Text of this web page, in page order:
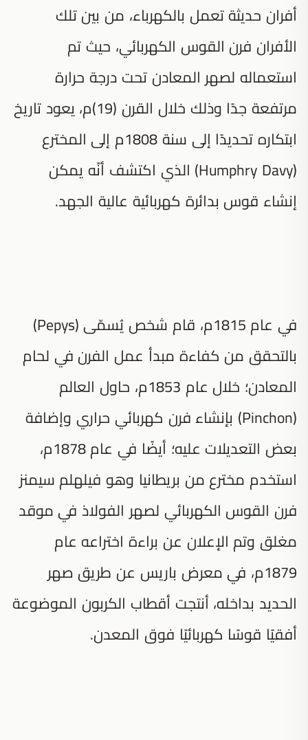
أفران حديثة تعمل بالكهرباء، من بين تلك
الأفران فرن القوس الكهربائي، حيث تم
استعماله لصهر المعادن تحت درجة حرارة
مرتفعة جدًا وذلك خلال القرن (19)م، يعود تاريخ
ابتكاره تحديدًا إلى سنة 1808م إلى المخترع
(Humphry Davy) الذي اكتشف أنّه يمكن
إنشاء قوس بدائرة كهربائية عالية الجهد.
في عام 1815م، قام شخص يُسمّى (Pepys)
بالتحقق من كفاءة مبدأ عمل الفرن في لحام
المعادن؛ خلال عام 1853م، حاول العالم
(Pinchon) بإنشاء فرن كهربائي حراري وإضافة
بعض التعديلات عليه؛ أيضًا في عام 1878م،
استخدم مخترع من بريطانيا وهو فيلهلم سيمنز
فرن القوس الكهربائي لصهر الفولاذ في موقد
مغلق وتم الإعلان عن براءة اختراعه عام
1879م، في معرض باريس عن طريق صهر
الحديد بداخله، أنتجت أقطاب الكربون الموضوعة
أفقيًا قوسًا كهربائيًا فوق المعدن.